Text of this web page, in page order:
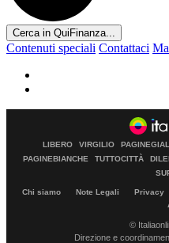
Cerca in QuiFinanza...
Contenuti speciali Contattaci
LIBERO VIRGILIO
PAGINEBIANCHE
TUTTOCITTÀ DILEI
Chi siamo Note Legali Privacy
©
Direzione e